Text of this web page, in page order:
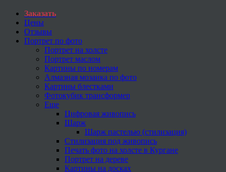
Заказать
Цены
Отзывы
Портрет по фото
Портрет на холсте
Портрет маслом
Картины по номерам
Алмазная мозаика по фото
Картины блестками
Фотокубик трансформер
Еще
Цифровая живопись
Шарж
Шарж пастелью (стилизация)
Стилизация под живопись
Печать фото на холсте в Кургане
Портрет на дереве
Картины на досках